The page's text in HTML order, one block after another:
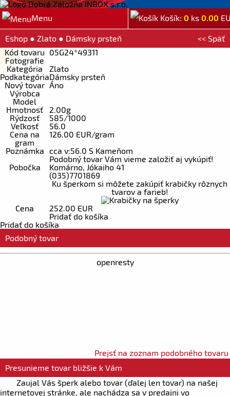
Menu Košík: 0 ks 0.00
<< Späť
Eshop ● Zlato ● Dámsky prsteň
Kód tovaru 05G24*49311
Fotografie
Kategória
Zlato
PodkategóriaDámsky prsteň
Nový tovar Áno
Výrobca
Model
Hmotnosť
2.00g
Rýdzosť
585/1000
Veľkosť
56.0
Cena na
gram
126.00 EUR/gram
Poznámka cca v:56.0 S Kameňom
Podobný tovar Vám vieme založiť aj vykúpiť!
Pobočka
Komárno, Jókaiho 41
(035)7701869
Ku šperkom si môžete zakúpiť krabičky rôznych
tvarov a farieb!
Cena
252.00 EUR
Pridať do košíka
Pridať do košíka
Podobný tovar
openresty
Prejsť na zoznam podobného tovaru
Presunieme tovar bližšie k Vám
Zaujal Vás šperk alebo tovar (ďalej len tovar) na našej
internetovej stránke, ale nachádza sa v predajni vo